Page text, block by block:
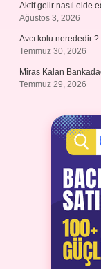
Aktif gelir nasıl elde
Ağustos 3, 2026
Avcı kolu nerededir ?
Temmuz 30, 2026
Miras Kalan
Temmuz 29, 2026